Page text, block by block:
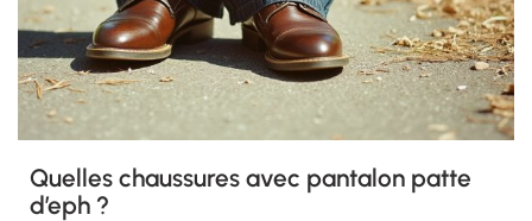
Quelles chaussures avec pantalon patte
d’eph ?